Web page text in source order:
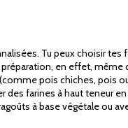
Tu peux choisir tes
en effet, même
pois chiches, pois
des farines à haut teneur
à base végétale ou